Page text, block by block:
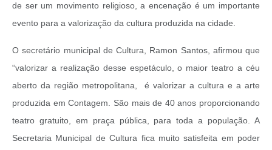
de ser um movimento religioso, a encenação é um importante
evento para a valorização da cultura produzida na cidade.
O secretário municipal de Cultura, Ramon Santos, afirmou que
“valorizar a realização desse espetáculo, o maior teatro a céu
aberto da região metropolitana, é valorizar a cultura e a arte
produzida em Contagem. São mais de 40 anos proporcionando
teatro gratuito, em praça pública, para toda a população. A
Secretaria Municipal de Cultura fica muito satisfeita em poder